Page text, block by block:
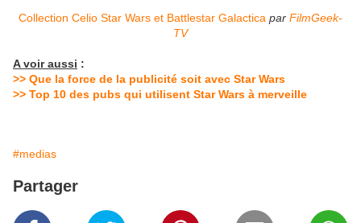
Collection Celio Star Wars et Battlestar Galactica par FilmGeek-
TV
A voir aussi :
>> Que la force de la publicité soit avec Star Wars
>> Top 10 des pubs qui utilisent Star Wars à merveille
#medias
Partager